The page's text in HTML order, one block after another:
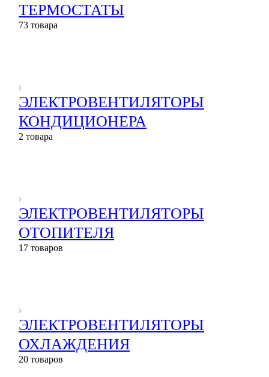
ТЕРМОСТАТЫ
73 товара
ЭЛЕКТРОВЕНТИЛЯТОРЫ
КОНДИЦИОНЕРА
2 товара
ЭЛЕКТРОВЕНТИЛЯТОРЫ
ОТОПИТЕЛЯ
17 товаров
ЭЛЕКТРОВЕНТИЛЯТОРЫ
ОХЛАЖДЕНИЯ
20 товаров